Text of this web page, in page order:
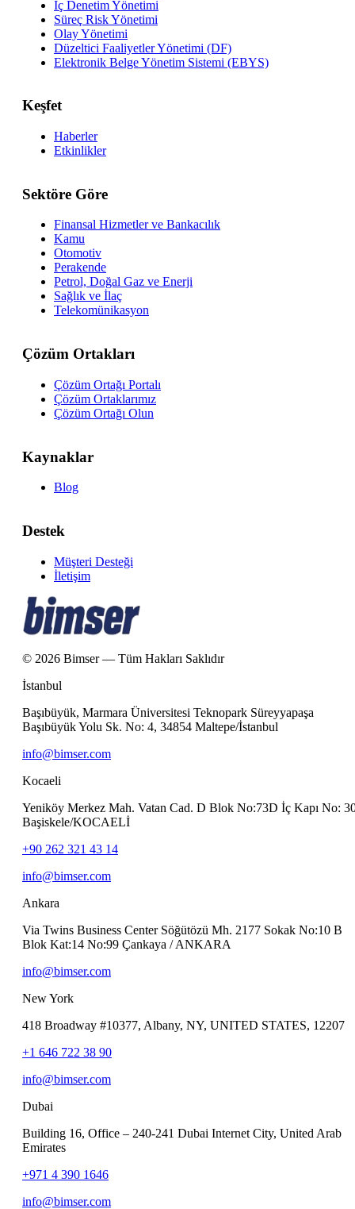
İç Denetim Yönetimi
Süreç Risk Yönetimi
Olay Yönetimi
Düzeltici Faaliyetler Yönetimi (DF)
Elektronik Belge Yönetim Sistemi (EBYS)
Keşfet
Haberler
Etkinlikler
Sektöre Göre
Finansal Hizmetler ve Bankacılık
Kamu
Otomotiv
Perakende
Petrol, Doğal Gaz ve Enerji
Sağlık ve İlaç
Telekomünikasyon
Çözüm Ortakları
Çözüm Ortağı Portalı
Çözüm Ortaklarımız
Çözüm Ortağı Olun
Kaynaklar
Blog
Destek
Müşteri Desteği
İletişim
© 2026 Bimser — Tüm Hakları Saklıdır
İstanbul
Başıbüyük, Marmara Üniversitesi Teknopark Süreyyapaşa
Başıbüyük Yolu Sk. No: 4, 34854 Maltepe/İstanbul
info@bimser.com
Kocaeli
Yeniköy Merkez Mah. Vatan Cad. D Blok No:73D İç Kapı No:
Başiskele/KOCAELİ
+90 262 321 43 14
info@bimser.com
Ankara
Via Twins Business Center Söğütözü Mh. 2177 Sokak No:10 B
Blok Kat:14 No:99 Çankaya / ANKARA
info@bimser.com
New York
418 Broadway #10377, Albany, NY, UNITED STATES, 12207
+1 646 722 38 90
info@bimser.com
Dubai
Building 16, Office – 240-241 Dubai Internet City, United Arab
Emirates
+971 4 390 1646
info@bimser.com